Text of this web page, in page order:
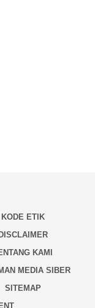
KODE ETIK
DISCLAIMER
KAMI
MEDIA SIBER
SITEMAP